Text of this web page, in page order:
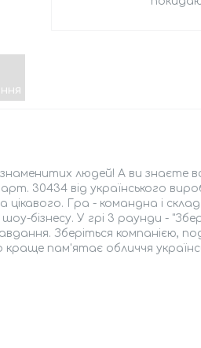
людей! А ви знаєте
30434 від українського
Гра - командна і
бізнесу. У грі 3 раунди -
Зберіться компанією,
пам'ятає обличчя